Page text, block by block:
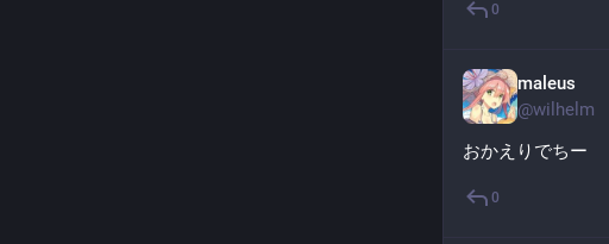
0
maleus
@wilhelm
おかえりでちー
0